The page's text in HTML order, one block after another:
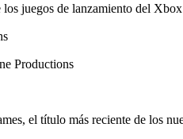
juegos de lanzamiento del
Productions
el título más reciente de los